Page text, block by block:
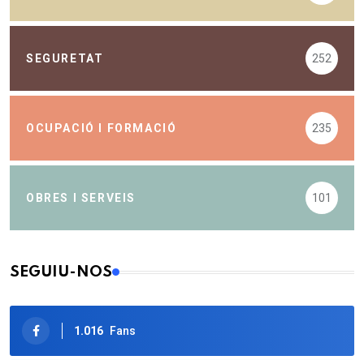
SEGURETAT 252
OCUPACIÓ I FORMACIÓ 235
OBRES I SERVEIS 101
SEGUIU-NOS
1.016 Fans